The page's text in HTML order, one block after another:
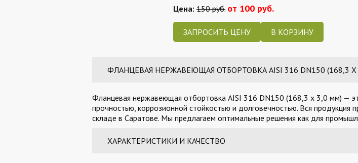
Цена: 150 руб. от 100 руб.
ЗАПРОСИТЬ ЦЕНУ
ФЛАНЦЕВАЯ НЕРЖАВЕЮЩАЯ ОТБОРТОВКА AISI 316 DN150 (168,3
Фланцевая нержавеющая отбортовка AISI 316 DN150 (168,3 x 3,0 мм) —
прочностью, коррозионной стойкостью и долговечностью. Вся
складе в Саратове. Мы предлагаем оптимальные решения как для
ХАРАКТЕРИСТИКИ И КАЧЕСТВО